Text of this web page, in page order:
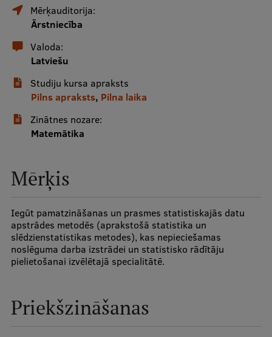
Par RSU
Studentu dzīve
Studiju norises vietas
Fakultātes
Stratēģija
Struktūra
Vēsture un tradīcijas
Identitāte
Aula
Mērķauditorija:
Ārstniecība
Valoda:
Latviešu
Studiju kursa apraksts
Pilns apraksts, Pilna laika
Zinātnes nozare:
Matemātika
Mērķis
Iegūt pamatzināšanas un prasmes statistiskajās datu
apstrādes metodēs (aprakstošā statistika un
slēdzienstatistikas metodes), kas nepieciešamas
noslēguma darba izstrādei un statistisko rādītāju
pielietošanai izvēlētajā specialitātē.
Priekšzināšanas